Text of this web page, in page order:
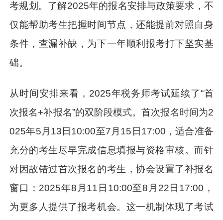
考规划。了解2025年的报名安排与政策要求，不
仅能帮助考生把握时间节点，还能提前对照自身
条件，查漏补缺，为下一年顺利报考打下坚实基
础。
从时间安排来看，2025年税务师考试延续了“首
次报名+补报名”的双阶段模式。首次报名时间为2
025年5月13日10:00至7月15日17:00，适合准备
充分的考生尽早完成信息填报与资格审核。而针
对因故错过首次报名的考生，协会设置了补报名
窗口：2025年8月11日10:00至8月22日17:00，
为更多人提供了报考机会。这一机制体现了考试